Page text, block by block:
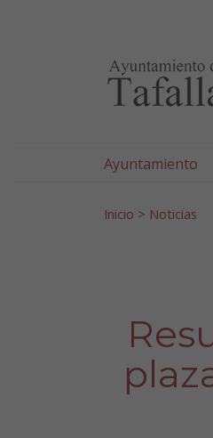
Ayuntamiento
Inicio > Noticias